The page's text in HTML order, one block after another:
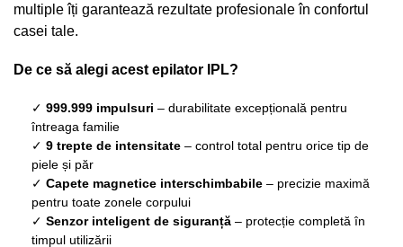
multiple îți garantează rezultate profesionale în confortul
casei tale.
De ce să alegi acest epilator IPL?
✓ 999.999 impulsuri – durabilitate excepțională pentru
întreaga familie
✓ 9 trepte de intensitate – control total pentru orice tip de
piele și păr
✓ Capete magnetice interschimbabile – precizie maximă
pentru toate zonele corpului
✓ Senzor inteligent de siguranță – protecție completă în
timpul utilizării